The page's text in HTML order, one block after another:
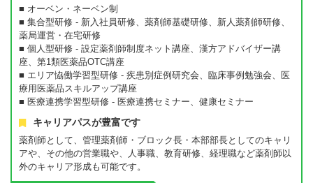
■ オーベン・ネーベン制
■ 集合型研修 - 新入社員研修、薬剤師基礎研修、新人薬剤師研修、
薬局運営・在宅研修
■ 個人型研修 - 設定薬剤師制度ネット講座、漢方アドバイザー講
座、第1類医薬品OTC講座
■ エリア恊働学習型研修 - 疾患別症例研究会、臨床事例勉強会、医
療用医薬品スキルアップ講座
■ 医療連携学習型研修 - 医療連携セミナー、健康セミナー
キャリアパスが豊富です
薬剤師として、管理薬剤師・ブロック長・本部部長としてのキャリ
アや、その他の営業職や、人事職、教育研修、経理職など薬剤師以
外のキャリア形成も可能です。